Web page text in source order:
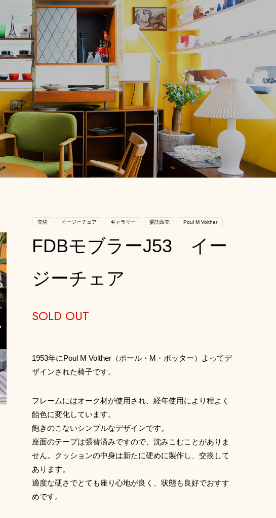
売切 イージーチェア ギャラリー 委託販売 Poul M Volther
FDBモブラーJ53 イー
ジーチェア
SOLD OUT
1953年にPoul M Volther（ポール・M・ポッター）よってデ
ザインされた椅子です。
フレームにはオーク材が使用され、経年使用により程よく
飴色に変化しています。
飽きのこないシンプルなデザインです。
座面のテープは張替済みですので、沈みこむことがありま
せん。クッションの中身は新たに硬めに製作し、交換して
あります。
適度な硬さでとても座り心地が良く、状態も良好でおすす
めです。